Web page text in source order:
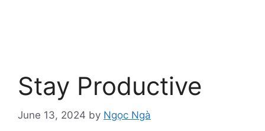
Stay Productive
June 13, 2024 by Ngọc Ngà